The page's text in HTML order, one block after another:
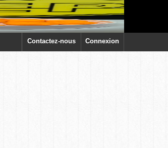
Connexion
Contactez-nous